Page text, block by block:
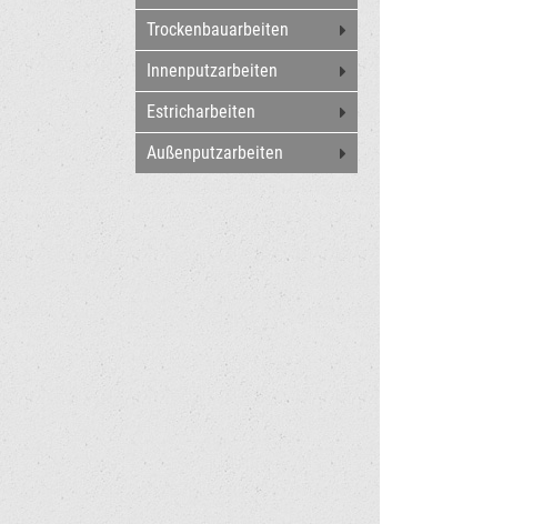
Trockenbauarbeiten
Innenputzarbeiten
Estricharbeiten
Außenputzarbeiten